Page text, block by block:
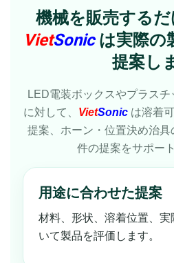
機械を販売するだ
VietSonicは実際の
提案し
LED電装ボックスやプラス
に対して、 VietSonic は溶着
提案、ホーン・位置決め治
件の提案をサポー
用途に合わせた提案
材料、形状、溶着位置、
いて製品を評価します。